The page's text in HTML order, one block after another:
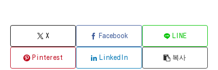
X Facebook LINE
Pinterest LinkedIn 복사